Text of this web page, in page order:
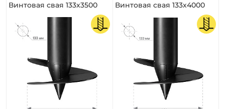
Винтовая свая 133х3500 Винтовая свая 133х4000